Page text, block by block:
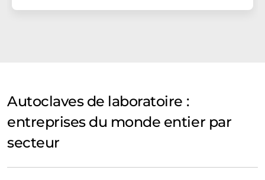
Autoclaves de laboratoire :
entreprises du monde entier par
secteur